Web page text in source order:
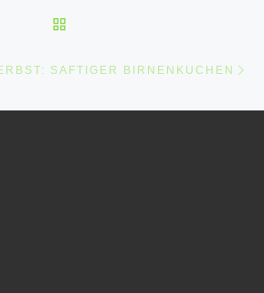
SAFTIGER BIRNENKUCHEN